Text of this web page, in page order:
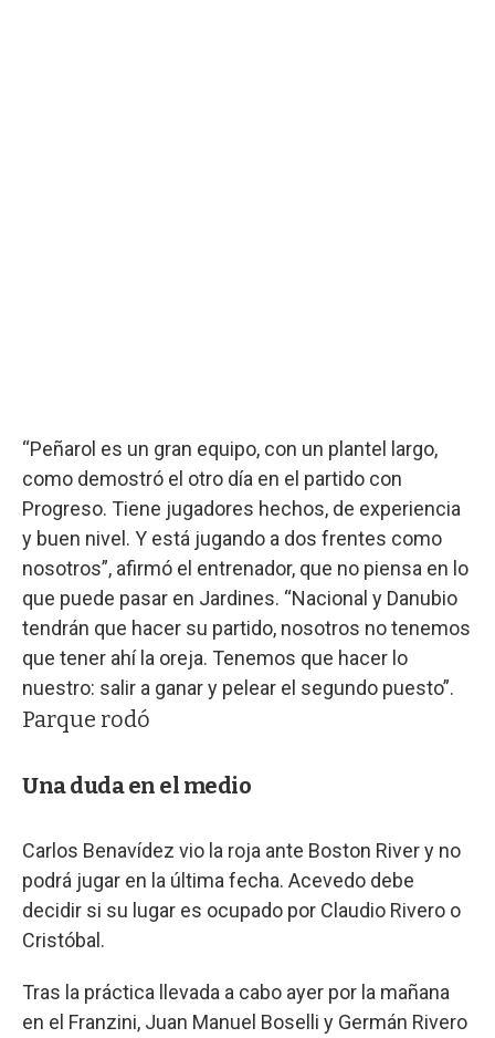
“Peñarol es un gran equipo, con un plantel largo,
como demostró el otro día en el partido con
Progreso. Tiene jugadores hechos, de experiencia
y buen nivel. Y está jugando a dos frentes como
nosotros”, afirmó el entrenador, que no piensa en lo
que puede pasar en Jardines. “Nacional y Danubio
tendrán que hacer su partido, nosotros no tenemos
que tener ahí la oreja. Tenemos que hacer lo
nuestro: salir a ganar y pelear el segundo puesto”.
Parque rodó
Una duda en el medio
Carlos Benavídez vio la roja ante Boston River y no
podrá jugar en la última fecha. Acevedo debe
decidir si su lugar es ocupado por Claudio Rivero o
Cristóbal.
Tras la práctica llevada a cabo ayer por la mañana
en el Franzini, Juan Manuel Boselli y Germán Rivero